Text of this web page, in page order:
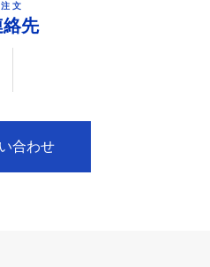
注文
絡先
合わせ